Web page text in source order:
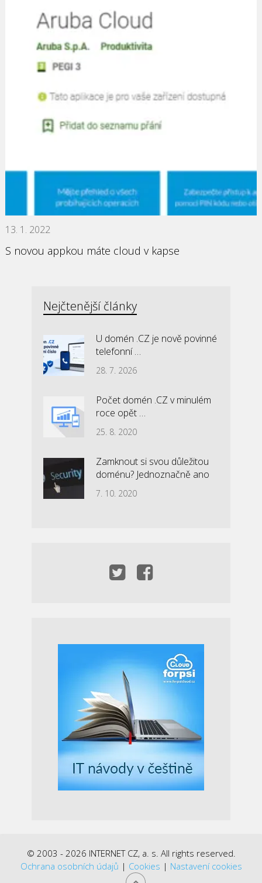
13. 1. 2022
S novou appkou máte cloud v kapse
Nejčtenější články
U domén .CZ je nově povinné
telefonní …
28. 7. 2026
Počet domén .CZ v minulém
roce opět …
25. 8. 2020
Zamknout si svou důležitou
doménu? Jednoznačně ano
7. 10. 2020
© 2003 - 2026 INTERNET CZ, a. s. All rights reserved.
Ochrana osobních údajů | Cookies | Nastavení cookies